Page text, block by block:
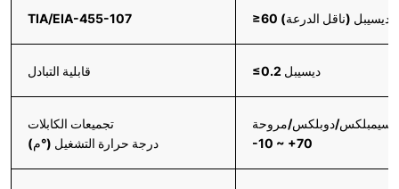
TIA/EIA-455-107 ≥60 ديسيبل (ناقل الدرعة)
قابلية التبادل ≤0.2 ديسيبل
تجميعات الكابلات
درجة حرارة التشغيل (°م)
سيمبلكس/دوبلكس/مروحة
-10 ~ +70